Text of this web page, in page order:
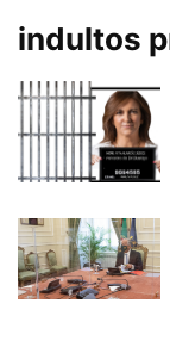
indultos